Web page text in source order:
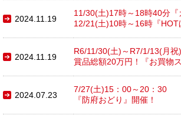
2024.11.19
11/30(土)17時～18時40分
12/21(土)10時～16時『HOT
2024.11.19
R6/11/30(土)～R7/1/13(月祝)
賞品総額20万円！『お買物
2024.07.23
7/27(土)15：00～20：30
『防府おどり』開催！